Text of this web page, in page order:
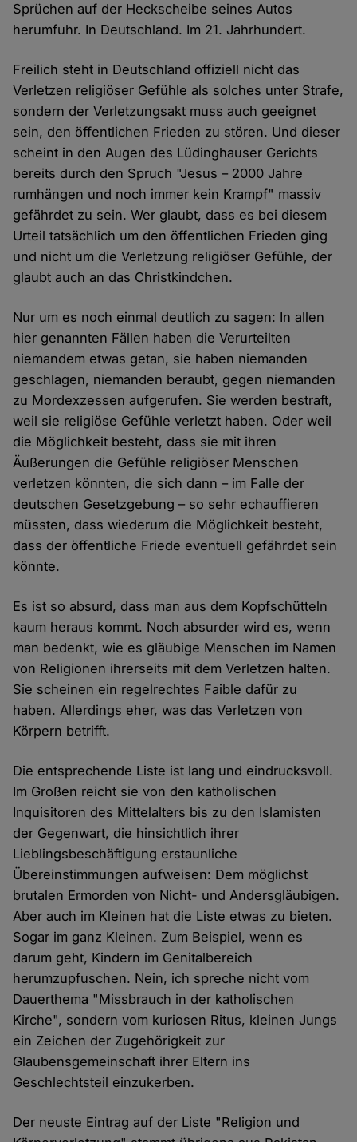
Sprüchen auf der Heckscheibe seines Autos
herumfuhr. In Deutschland. Im 21. Jahrhundert.
Freilich steht in Deutschland offiziell nicht das
Verletzen religiöser Gefühle als solches unter Strafe,
sondern der Verletzungsakt muss auch geeignet
sein, den öffentlichen Frieden zu stören. Und dieser
scheint in den Augen des Lüdinghauser Gerichts
bereits durch den Spruch "Jesus – 2000 Jahre
rumhängen und noch immer kein Krampf" massiv
gefährdet zu sein. Wer glaubt, dass es bei diesem
Urteil tatsächlich um den öffentlichen Frieden ging
und nicht um die Verletzung religiöser Gefühle, der
glaubt auch an das Christkindchen.
Nur um es noch einmal deutlich zu sagen: In allen
hier genannten Fällen haben die Verurteilten
niemandem etwas getan, sie haben niemanden
geschlagen, niemanden beraubt, gegen niemanden
zu Mordexzessen aufgerufen. Sie werden bestraft,
weil sie religiöse Gefühle verletzt haben. Oder weil
die Möglichkeit besteht, dass sie mit ihren
Äußerungen die Gefühle religiöser Menschen
verletzen könnten, die sich dann – im Falle der
deutschen Gesetzgebung – so sehr echauffieren
müssten, dass wiederum die Möglichkeit besteht,
dass der öffentliche Friede eventuell gefährdet sein
könnte.
Es ist so absurd, dass man aus dem Kopfschütteln
kaum heraus kommt. Noch absurder wird es, wenn
man bedenkt, wie es gläubige Menschen im Namen
von Religionen ihrerseits mit dem Verletzen halten.
Sie scheinen ein regelrechtes Faible dafür zu
haben. Allerdings eher, was das Verletzen von
Körpern betrifft.
Die entsprechende Liste ist lang und eindrucksvoll.
Im Großen reicht sie von den katholischen
Inquisitoren des Mittelalters bis zu den Islamisten
der Gegenwart, die hinsichtlich ihrer
Lieblingsbeschäftigung erstaunliche
Übereinstimmungen aufweisen: Dem möglichst
brutalen Ermorden von Nicht- und Andersgläubigen.
Aber auch im Kleinen hat die Liste etwas zu bieten.
Sogar im ganz Kleinen. Zum Beispiel, wenn es
darum geht, Kindern im Genitalbereich
herumzupfuschen. Nein, ich spreche nicht vom
Dauerthema "Missbrauch in der katholischen
Kirche", sondern vom kuriosen Ritus, kleinen Jungs
ein Zeichen der Zugehörigkeit zur
Glaubensgemeinschaft ihrer Eltern ins
Geschlechtsteil einzukerben.
Der neuste Eintrag auf der Liste "Religion und